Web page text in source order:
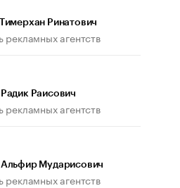
Ринатович
рекламных агентств
Раисович
рекламных агентств
Мударисович
рекламных агентств